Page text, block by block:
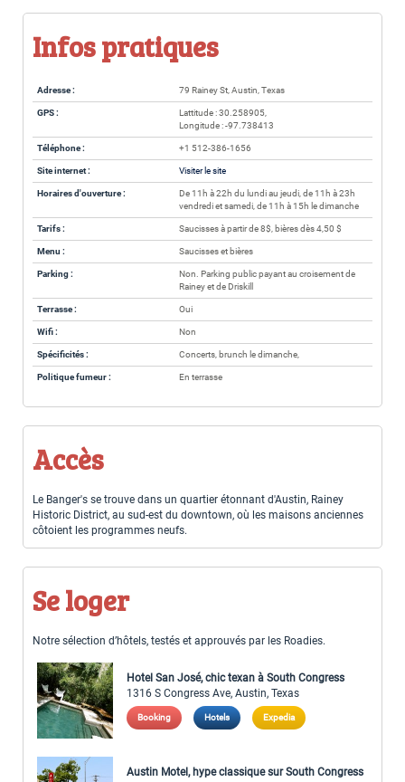
Infos pratiques
Adresse : 79 Rainey St, Austin, Texas
GPS :
Lattitude : 30.258905,
Longitude : -97.738413
Téléphone : +1 512-386-1656
Site internet : Visiter le site
Horaires d'ouverture :
De 11h à 22h du lundi au jeudi, de 11h à 23h
vendredi et samedi, de 11h à 15h le dimanche
Tarifs : Saucisses à partir de 8$, bières dès 4,50 $
Menu : Saucisses et bières
Parking :
Non. Parking public payant au croisement de
Rainey et de Driskill
Terrasse : Oui
Wifi : Non
Spécificités : Concerts, brunch le dimanche,
Politique fumeur : En terrasse
Accès
Le Banger's se trouve dans un quartier étonnant d'Austin, Rainey
Historic District, au sud-est du downtown, où les maisons anciennes
côtoient les programmes neufs.
Se loger
Notre sélection d’hôtels, testés et approuvés par les Roadies.
Hotel San José, chic texan à South Congress
1316 S Congress Ave, Austin, Texas
Booking Hotels Expedia
Austin Motel, hype classique sur South Congress